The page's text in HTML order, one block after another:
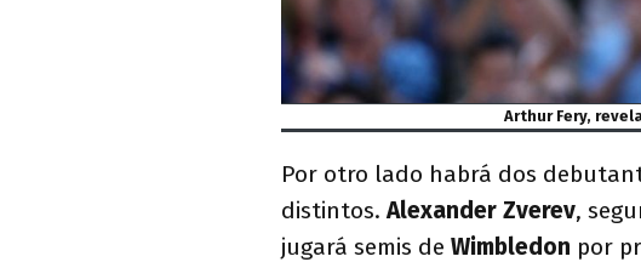
Arthur Fery,
Por otro lado habrá dos
distintos.Alexander Zverev,
jugará semis de Wimbledon por